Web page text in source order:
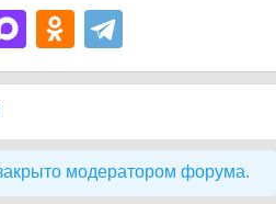
модератором форума.